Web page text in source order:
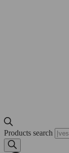
Products search